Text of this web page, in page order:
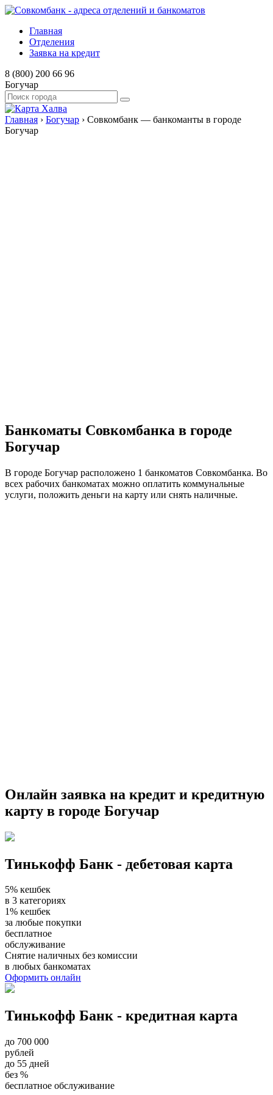
Главная
Отделения
Заявка на кредит
8 (800) 200 66 96
Богучар
Главная › Богучар › Совкомбанк — банкоманты в городе
Богучар
Банкоматы Совкомбанка в городе
Богучар
В городе Богучар расположено 1 банкоматов Совкомбанка. Во
всех рабочих банкоматах можно оплатить коммунальные
услуги, положить деньги на карту или снять наличные.
Онлайн заявка на кредит и кредитную
карту в городе Богучар
Тинькофф Банк - дебетовая карта
5% кешбек
в 3 категориях
1% кешбек
за любые покупки
бесплатное
обслуживание
Снятие наличных без комиссии
в любых банкоматах
Оформить онлайн
Тинькофф Банк - кредитная карта
до 700 000
рублей
до 55 дней
без %
бесплатное обслуживание